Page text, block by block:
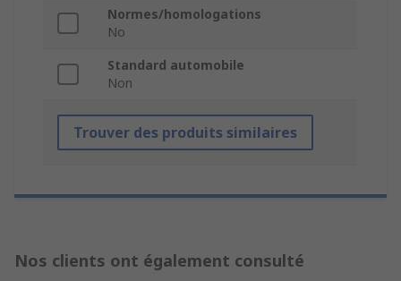
Normes/homologations
No
Standard automobile
Non
Trouver des produits similaires
Nos clients ont également consulté